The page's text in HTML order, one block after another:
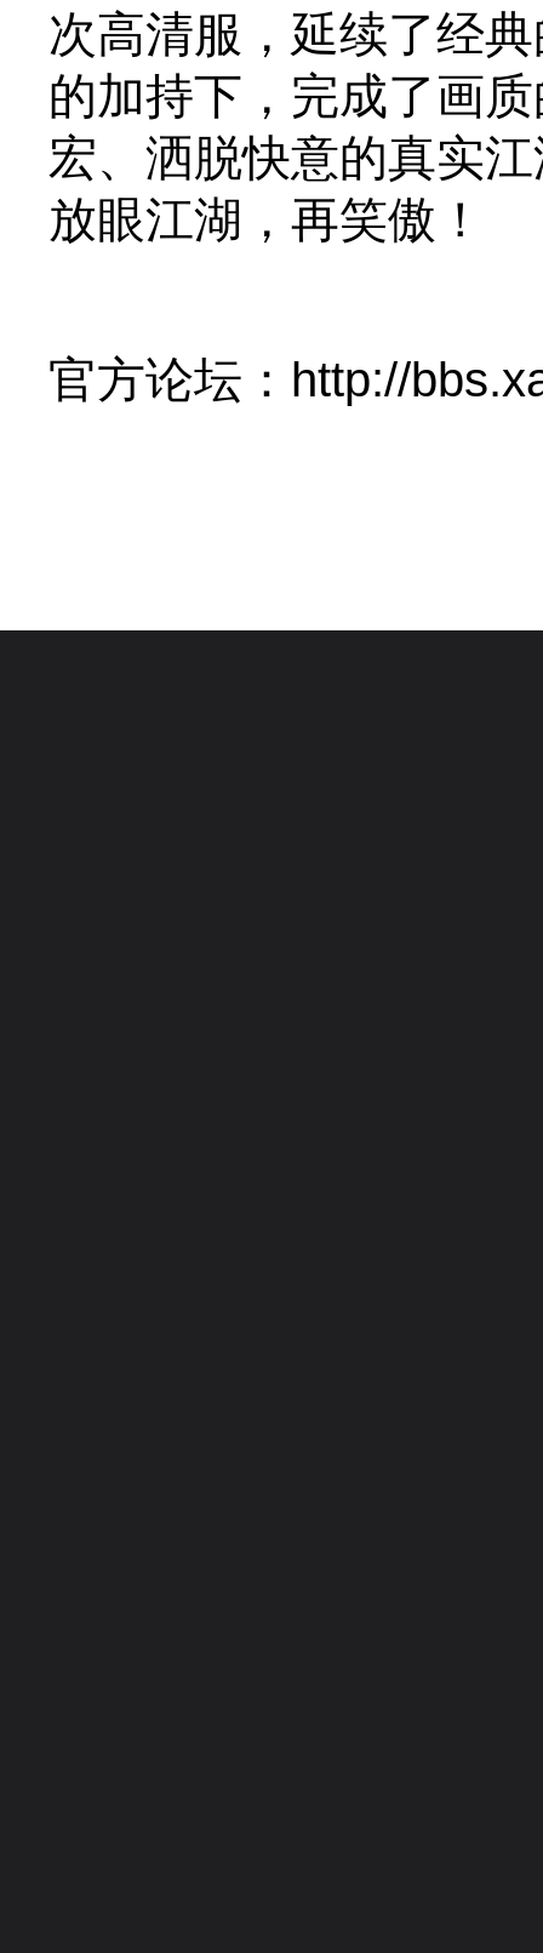
次高清服，延续了经
的加持下，完成了画
宏、洒脱快意的真实
放眼江湖，再笑傲！
官方论坛：http://